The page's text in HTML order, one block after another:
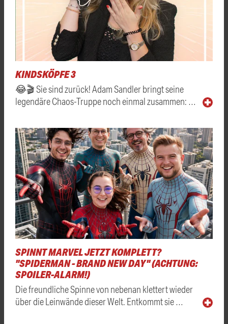
KINDSKÖPFE 3
😂🎬 Sie sind zurück! Adam Sandler bringt seine
legendäre Chaos-Truppe noch einmal zusammen: …
SPINNT MARVEL JETZT KOMPLETT?
"SPIDERMAN - BRAND NEW DAY" (ACHTUNG:
SPOILER-ALARM!)
Die freundliche Spinne von nebenan klettert wieder
über die Leinwände dieser Welt. Entkommt sie …